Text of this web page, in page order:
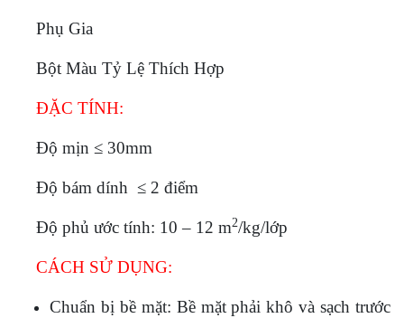
Phụ Gia
Bột Màu Tỷ Lệ Thích Hợp
ĐẶC TÍNH:
Độ mịn ≤ 30mm
Độ bám dính ≤ 2 điểm
Độ phủ ước tính: 10 – 12 m2/kg/lớp
CÁCH SỬ DỤNG:
Chuẩn bị bề mặt: Bề mặt phải khô và sạch trước